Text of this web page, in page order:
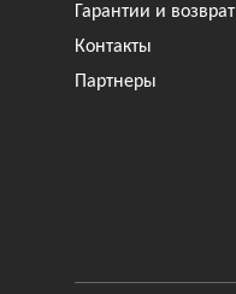
Гарантии и возврат
Контакты
Партнеры